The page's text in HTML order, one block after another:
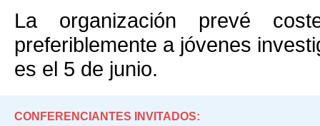
La organización prevé
preferiblemente a jóvenes
es el 5 de junio.
CONFERENCIANTES INVITADOS: